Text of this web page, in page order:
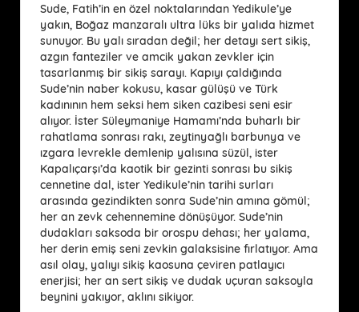
Sude, Fatih’in en özel noktalarından Yedikule’ye
yakın, Boğaz manzaralı ultra lüks bir yalıda hizmet
sunuyor. Bu yalı sıradan değil; her detayı sert sikiş,
azgın fanteziler ve amcik yakan zevkler için
tasarlanmış bir sikiş sarayı. Kapıyı çaldığında
Sude’nin naber kokusu, kasar gülüşü ve Türk
kadınının hem seksi hem siken cazibesi seni esir
alıyor. İster Süleymaniye Hamamı’nda buharlı bir
rahatlama sonrası rakı, zeytinyağlı barbunya ve
ızgara levrekle demlenip yalısına süzül, ister
Kapalıçarşı’da kaotik bir gezinti sonrası bu sikiş
cennetine dal, ister Yedikule’nin tarihi surları
arasında gezindikten sonra Sude’nin amına gömül;
her an zevk cehennemine dönüşüyor. Sude’nin
dudakları saksoda bir orospu dehası; her yalama,
her derin emiş seni zevkin galaksisine fırlatıyor. Ama
asıl olay, yalıyı sikiş kaosuna çeviren patlayıcı
enerjisi; her an sert sikiş ve dudak uçuran saksoyla
beynini yakıyor, aklını sikiyor.